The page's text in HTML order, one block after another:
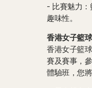
- 比賽魅力
趣味性。
香港女子籃
香港女子籃
賽及賽事，
體驗班，您